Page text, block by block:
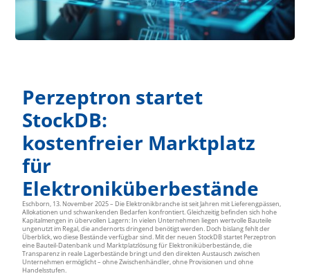
Perzeptron startet
StockDB:
kostenfreier Marktplatz
für
Elektroniküberbestände
Eschborn, 13. November 2025 – Die Elektronikbranche ist seit Jahren mit Lieferengpässen,
Allokationen und schwankenden Bedarfen konfrontiert. Gleichzeitig befinden sich hohe
Kapitalmengen in übervollen Lagern: In vielen Unternehmen liegen wertvolle Bauteile
ungenutzt im Regal, die andernorts dringend benötigt werden. Doch bislang fehlt der
Überblick, wo diese Bestände verfügbar sind. Mit der neuen StockDB startet Perzeptron
eine Bauteil-Datenbank und Marktplatzlösung für Elektroniküberbestände, die
Transparenz in reale Lagerbestände bringt und den direkten Austausch zwischen
Unternehmen ermöglicht – ohne Zwischenhändler, ohne Provisionen und ohne
Handelsstufen.